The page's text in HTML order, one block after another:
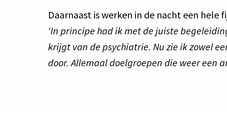
‘In principe had ik met de juiste
krijgt van de psychiatrie. Nu zie ik zowel
door. Allemaal doelgroepen die weer een